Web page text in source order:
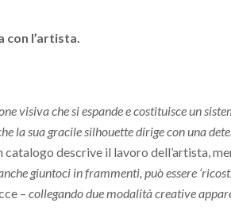
con l’artista.
visiva che si espande e costituisce un
la sua gracile silhouette dirige con una
catalogo descrive il lavoro dell’artista,
giuntoci in frammenti, può essere
– collegando due modalità creative